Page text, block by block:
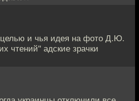
целью и чья идея на фото Д.Ю.
чтений" адские зрачки